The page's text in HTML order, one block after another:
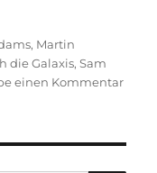
, Martin
die Galaxis,Sam
einen Kommentarzu